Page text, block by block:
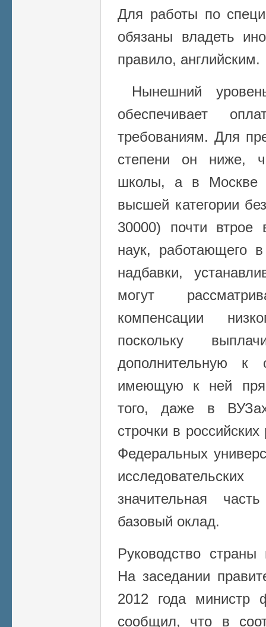
Для работы по
обязаны владеть
правило, английским.
Нынешний
обеспечивает
требованиям. Для
степени он ниже,
школы, а в Москве
высшей категории
30000) почти
наук, работающего
надбавки,
могут
компенсации
поскольку
дополнительную
имеющую к ней
того, даже в
строчки в
Федеральных
значительная
базовый оклад.
Руководство
На заседании
2012 года министр
сообщил, что в